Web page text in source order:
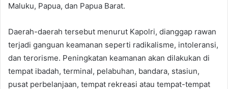
Maluku, Papua, dan Papua Barat.
Daerah-daerah tersebut menurut Kapolri, dianggap rawan
terjadi ganguan keamanan seperti radikalisme, intoleransi,
dan terorisme. Peningkatan keamanan akan dilakukan di
tempat ibadah, terminal, pelabuhan, bandara, stasiun,
pusat perbelanjaan, tempat rekreasi atau tempat-tempat